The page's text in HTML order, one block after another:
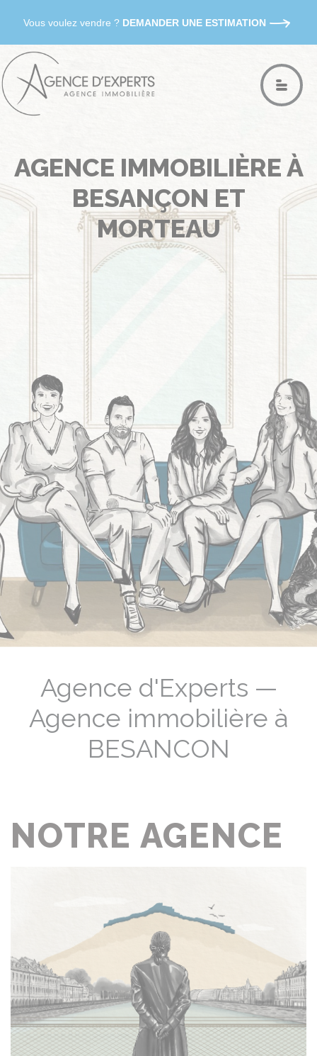
Vous voulez vendre ? DEMANDER UNE ESTIMATION
AGENCE IMMOBILIÈRE À
BESANÇON ET
MORTEAU
Agence d'Experts —
Agence immobilière à
BESANCON
NOTRE AGENCE